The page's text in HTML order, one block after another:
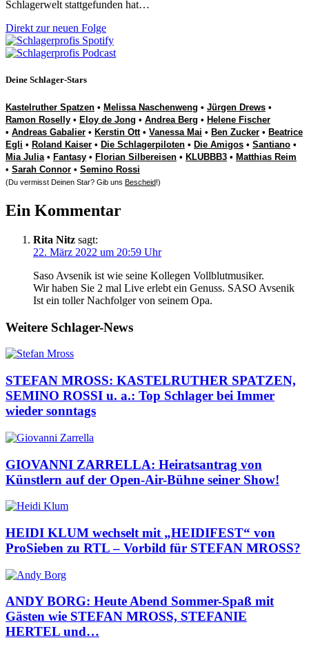
Schlagerwelt stattgefunden hat…
Direkt zur neuen Folge
Deine Schlager-Stars
Kastelruther Spatzen • Melissa Naschenweng • Jürgen Drews •
Ramon Roselly • Eloy de Jong • Andrea Berg • Helene Fischer
• Andreas Gabalier • Kerstin Ott• Vanessa Mai • Ben Zucker • Beatrice
Egli • Roland Kaiser • Die Schlagerpiloten • Die Amigos • Santiano •
Mia Julia• Fantasy • Florian Silbereisen • KLUBBB3 • Matthias Reim
• Sarah Connor • Semino Rossi
(Du vermisst Deinen Star? Gib uns Bescheid!)
Ein Kommentar
Rita Nitz sagt:
22. März 2022 um 20:59 Uhr
Saso Avsenik ist wie seine Kollegen Vollblutmusiker.
Wir haben Sie 2 mal Live erlebt ein Genuss. SASO Avsenik
Ist ein toller Nachfolger von seinem Opa.
Weitere Schlager-News
STEFAN MROSS: KASTELRUTHER SPATZEN,
SEMINO ROSSI u. a.: Top Schlager bei Immer
wieder sonntags
GIOVANNI ZARRELLA: Heiratsantrag von
Künstlern auf der Open-Air-Bühne seiner Show!
HEIDI KLUM wechselt mit „HEIDIFEST“ von
ProSieben zu RTL – Vorbild für STEFAN MROSS?
ANDY BORG: Heute Abend Sommer-Spaß mit
Gästen wie STEFAN MROSS, STEFANIE
HERTEL und…